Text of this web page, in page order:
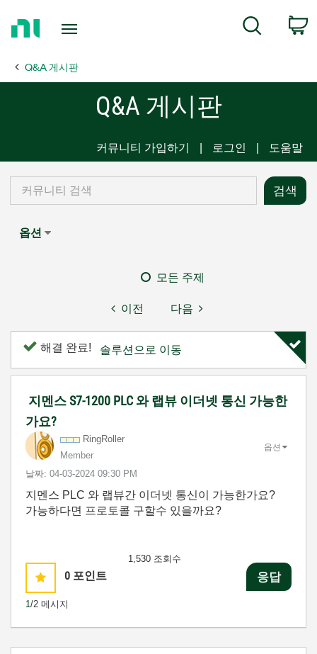
Page
Search
Q&A 게시판
Q&A 게시판
커뮤니티 가입하기 로그인 도움말
옵션
모든 주제
이전 다음
해결 완료! 솔루션으로 이동
지멘스 S7-1200 PLC 와 랩뷰 이더넷 통신 가능한
가요?
RingRoller
Member
날짜: ‎04-03-2024 09:30 PM
옵션
지멘스 PLC 와 랩뷰간 이더넷 통신이 가능한가요?
가능하다면 프로토콜 구할수 있을까요?
0 포인트
1/2 메시지
1,530 조회수
응답